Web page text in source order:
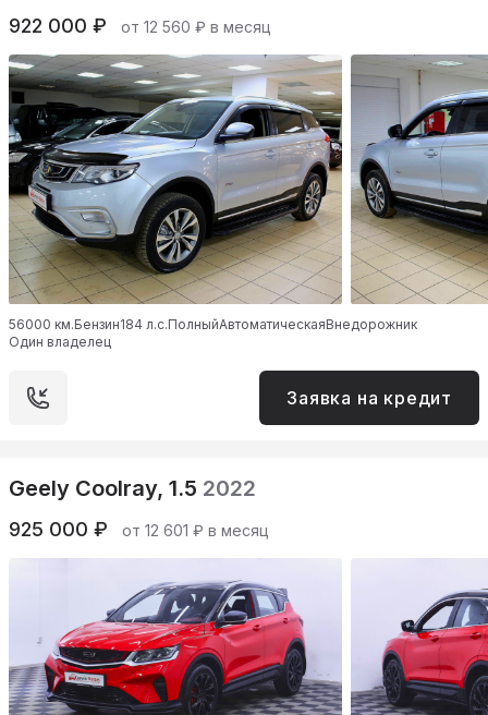
922 000 ₽ от 12 560 ₽ в месяц
56000 км.Бензин184 л.с.ПолныйАвтоматическаяВнедорожник
Один владелец
Заявка на кредит
Geely Coolray, 1.5 2022
925 000 ₽ от 12 601 ₽ в месяц